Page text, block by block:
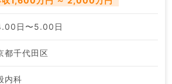
日〜5.00日
都千代田区
内科